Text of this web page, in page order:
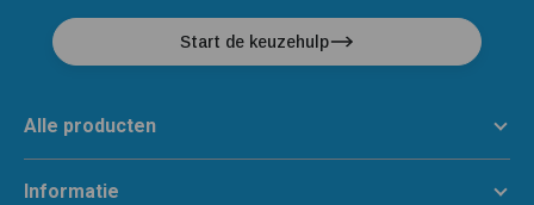
Start de keuzehulp
Alle producten
Informatie